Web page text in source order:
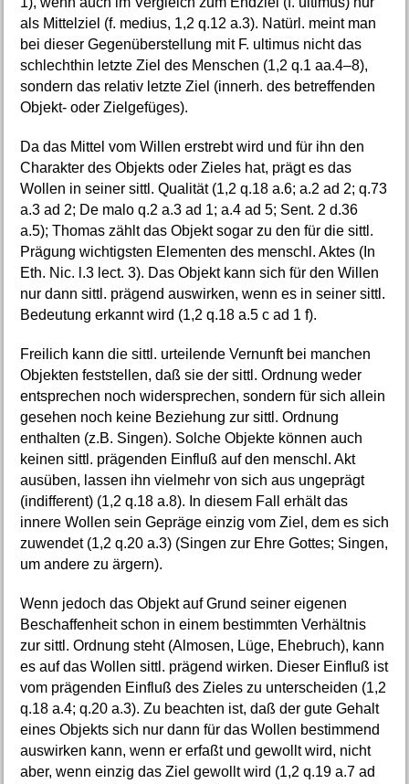
als Mittelziel (f. medius, 1,2 q.12 a.3). Natürl. meint man
bei dieser Gegenüberstellung mit F. ultimus nicht das
schlechthin letzte Ziel des Menschen (1,2 q.1 aa.4–8),
sondern das relativ letzte Ziel (innerh. des betreffenden
Objekt- oder Zielgefüges).
Da das Mittel vom Willen erstrebt wird und für ihn den
Charakter des Objekts oder Zieles hat, prägt es das
Wollen in seiner sittl. Qualität (1,2 q.18 a.6; a.2 ad 2; q.73
a.3 ad 2; De malo q.2 a.3 ad 1; a.4 ad 5; Sent. 2 d.36
a.5); Thomas zählt das Objekt sogar zu den für die sittl.
Prägung wichtigsten Elementen des menschl. Aktes (In
Eth. Nic. l.3 lect. 3). Das Objekt kann sich für den Willen
nur dann sittl. prägend auswirken, wenn es in seiner sittl.
Bedeutung erkannt wird (1,2 q.18 a.5 c ad 1 f).
Freilich kann die sittl. urteilende Vernunft bei manchen
Objekten feststellen, daß sie der sittl. Ordnung weder
entsprechen noch widersprechen, sondern für sich allein
gesehen noch keine Beziehung zur sittl. Ordnung
enthalten (z.B. Singen). Solche Objekte können auch
keinen sittl. prägenden Einfluß auf den menschl. Akt
ausüben, lassen ihn vielmehr von sich aus ungeprägt
(indifferent) (1,2 q.18 a.8). In diesem Fall erhält das
innere Wollen sein Gepräge einzig vom Ziel, dem es sich
zuwendet (1,2 q.20 a.3) (Singen zur Ehre Gottes; Singen,
um andere zu ärgern).
Wenn jedoch das Objekt auf Grund seiner eigenen
Beschaffenheit schon in einem bestimmten Verhältnis
zur sittl. Ordnung steht (Almosen, Lüge, Ehebruch), kann
es auf das Wollen sittl. prägend wirken. Dieser Einfluß ist
vom prägenden Einfluß des Zieles zu unterscheiden (1,2
q.18 a.4; q.20 a.3). Zu beachten ist, daß der gute Gehalt
eines Objekts sich nur dann für das Wollen bestimmend
auswirken kann, wenn er erfaßt und gewollt wird, nicht
aber, wenn einzig das Ziel gewollt wird (1,2 q.19 a.7 ad